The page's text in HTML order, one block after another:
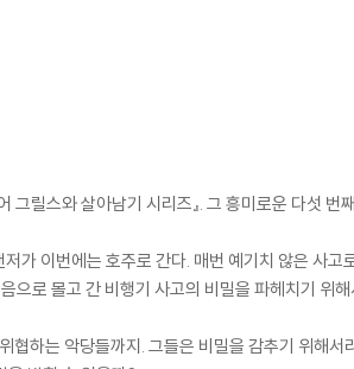
그릴스와 살아남기 시리즈』. 그 흥미로운 다섯 번
가 이번에는 호주로 간다. 매번 예기치 않은 사
으로 몰고 간 비행기 사고의 비밀을 파헤치기 위
하는 악당들까지. 그들은 비밀을 감추기 위해서